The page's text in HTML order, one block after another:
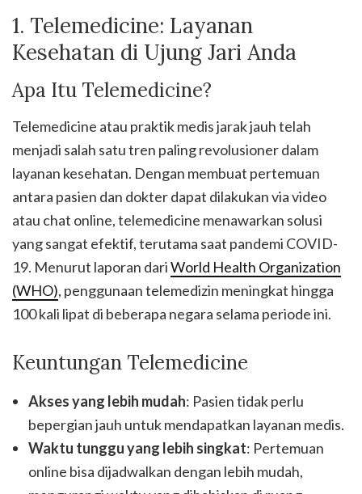
1. Telemedicine: Layanan
Kesehatan di Ujung Jari Anda
Apa Itu Telemedicine?
Telemedicine atau praktik medis jarak jauh telah
menjadi salah satu tren paling revolusioner dalam
layanan kesehatan. Dengan membuat pertemuan
antara pasien dan dokter dapat dilakukan via video
atau chat online, telemedicine menawarkan solusi
yang sangat efektif, terutama saat pandemi COVID-
19. Menurut laporan dariWorld Health Organization
(WHO), penggunaan telemedizin meningkat hingga
100 kali lipat di beberapa negara selama periode ini.
Keuntungan Telemedicine
Akses yang lebih mudah: Pasien tidak perlu
bepergian jauh untuk mendapatkan layanan medis.
Waktu tunggu yang lebih singkat: Pertemuan
online bisa dijadwalkan dengan lebih mudah,